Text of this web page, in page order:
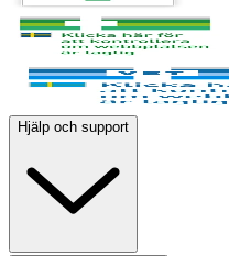
Hjälp och support